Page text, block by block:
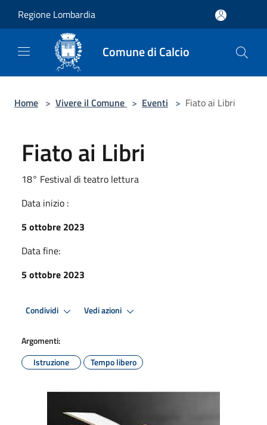
Regione Lombardia
Comune di Calcio
Home > Vivere il Comune > Eventi > Fiato ai Libri
Fiato ai Libri
18° Festival di teatro lettura
Data inizio :
5 ottobre 2023
Data fine:
5 ottobre 2023
Condividi Vedi azioni
Argomenti:
Istruzione
Tempo libero